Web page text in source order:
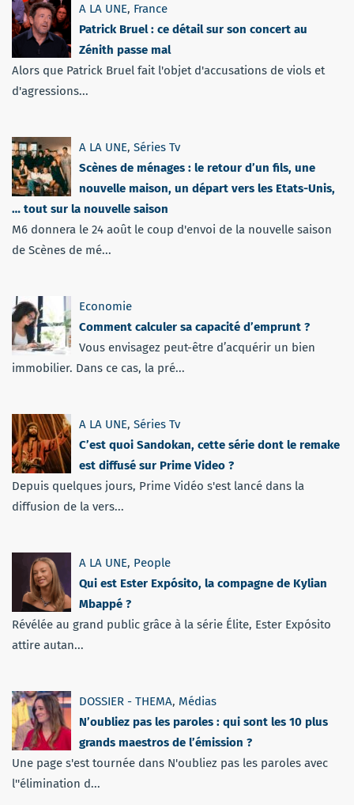
A LA UNE, France
Patrick Bruel : ce détail sur son concert au
Zénith passe mal
Alors que Patrick Bruel fait l'objet d'accusations de viols et
d'agressions...
A LA UNE, Séries Tv
Scènes de ménages : le retour d’un fils, une
nouvelle maison, un départ vers les Etats-Unis,
… tout sur la nouvelle saison
M6 donnera le 24 août le coup d'envoi de la nouvelle saison
de Scènes de mé...
Economie
Comment calculer sa capacité d’emprunt ?
Vous envisagez peut-être d’acquérir un bien
immobilier. Dans ce cas, la pré...
A LA UNE, Séries Tv
C’est quoi Sandokan, cette série dont le remake
est diffusé sur Prime Video ?
Depuis quelques jours, Prime Vidéo s'est lancé dans la
diffusion de la vers...
A LA UNE, People
Qui est Ester Expósito, la compagne de Kylian
Mbappé ?
Révélée au grand public grâce à la série Élite, Ester Expósito
attire autan...
DOSSIER - THEMA, Médias
N’oubliez pas les paroles : qui sont les 10 plus
grands maestros de l’émission ?
Une page s'est tournée dans N'oubliez pas les paroles avec
l''élimination d...